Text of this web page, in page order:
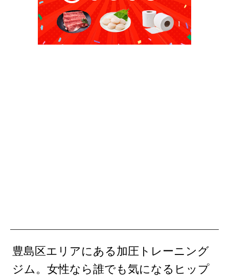
豊島区エリアにある加圧トレーニング
ジム。女性なら誰でも気になるヒップ